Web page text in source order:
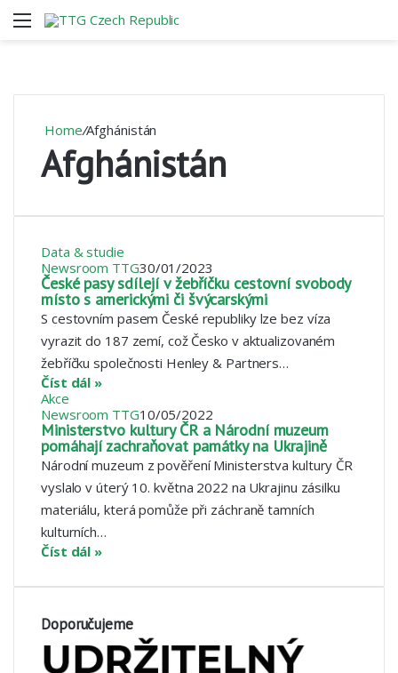
Menu
Home/Afghánistán
Afghánistán
Data & studie
Newsroom TTG30/01/2023
České pasy sdílejí v žebříčku cestovní svobody
místo s americkými či švýcarskými
S cestovním pasem České republiky lze bez víza
vyrazit do 187 zemí, což Česko v aktualizovaném
žebříčku společnosti Henley & Partners…
Číst dál »
Akce
Newsroom TTG10/05/2022
Ministerstvo kultury ČR a Národní muzeum
pomáhají zachraňovat památky na Ukrajině
Národní muzeum z pověření Ministerstva kultury ČR
vyslalo v úterý 10. května 2022 na Ukrajinu zásilku
materiálu, která pomůže při záchraně tamních
kulturních…
Číst dál »
Doporučujeme